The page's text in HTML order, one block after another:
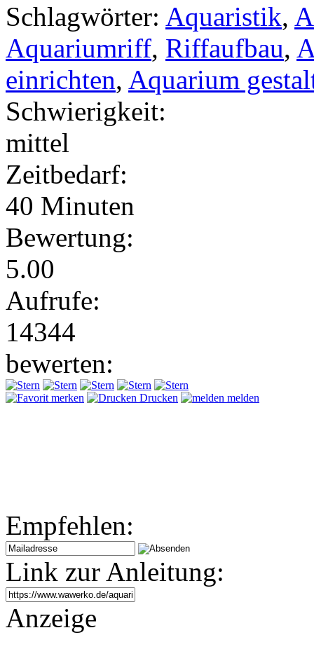
Schlagwörter: Aquaristik,
Aquariumriff, Riffaufbau,
einrichten, Aquarium
Schwierigkeit:
mittel
Zeitbedarf:
40 Minuten
Bewertung:
5.00
Aufrufe:
14344
bewerten:
merken Drucken melden
Empfehlen:
Link zur Anleitung:
Anzeige